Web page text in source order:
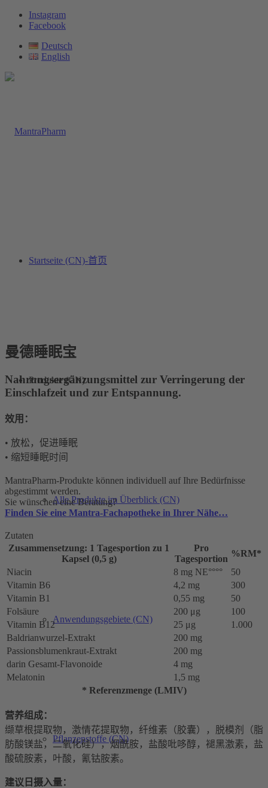
Instagram
Facebook
Deutsch
English
Startseite (CN)-首页
Produkte (CN)
Alle Produkte im Überblick (CN)
Anwendungsgebiete (CN)
Pflanzenstoffe (CN)
曼德睡眠宝
Nahrungsergänzungsmittel zur Verringerung der
Einschlafzeit und zur Entspannung.
效用：
• 放松，促进睡眠
• 缩短睡眠时间
MantraPharm-Produkte können individuell auf Ihre Bedürfnisse
abgestimmt werden.
Sie wünschen eine Beratung?
Finden Sie eine Mantra-Fachapotheke in Ihrer Nähe…
Zutaten
Zusammensetzung: 1 Tagesportion zu 1
Kapsel (0,5 g)
Pro
Tagesportion
%RM*
Niacin
8 mg NE°°°°
50
Vitamin B6
4,2 mg
300
Vitamin B1
0,55 mg
50
Folsäure
200 μg
100
Vitamin B12
25 μg
1.000
Baldrianwurzel-Extrakt
200 mg
Passionsblumenkraut-Extrakt
200 mg
darin Gesamt-Flavonoide
4 mg
Melatonin
1,5 mg
* Referenzmenge (LMIV)
营养组成：
缬草根提取物，激情花提取物，纤维素（胶囊），脱模剂（脂
肪酸镁盐，二氧化硅），烟酰胺，盐酸吡哆醇，褪黑激素，盐
酸硫胺素，叶酸，氰钴胺素。
建议日摄入量：